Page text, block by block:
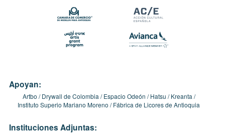
Apoyan:
Artbo Drywall de Colombia Espacio Odeón Hatsu
Kreanta
Instituto Superio Mariano Moreno
Fábrica de Licores de Antioquia
Instituciones Adjuntas: